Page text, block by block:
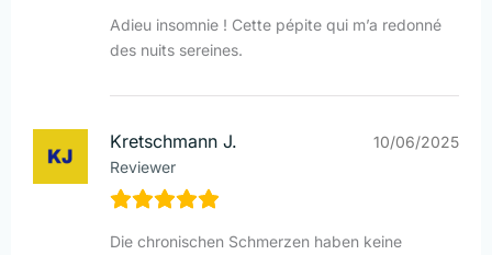
Adieu insomnie ! Cette pépite qui m’a redonné
des nuits sereines.
Kretschmann J.
Reviewer
10/06/2025
Die chronischen Schmerzen haben keine